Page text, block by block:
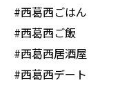
#西葛西ごはん
#西葛西ご飯
#西葛西居酒屋
#西葛西デート